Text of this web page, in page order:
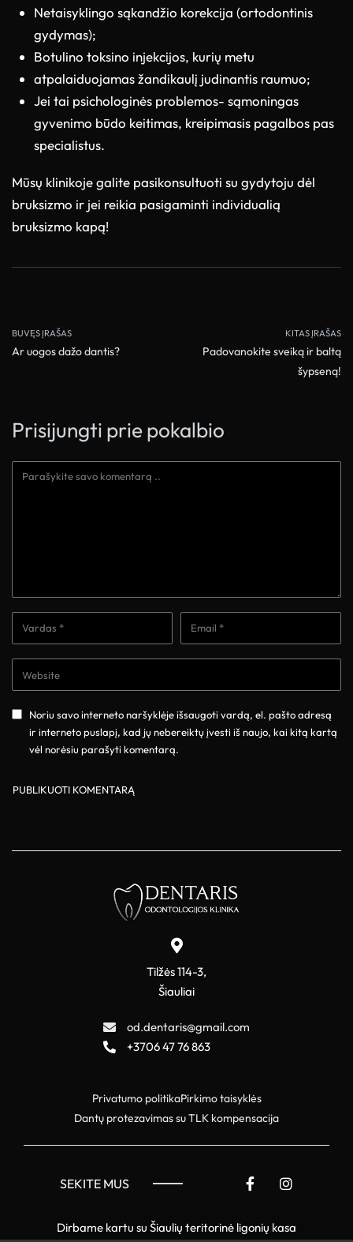
Netaisyklingo sąkandžio korekcija (ortodontinis
gydymas);
Botulino toksino injekcijos, kurių metu
atpalaiduojamas žandikaulį judinantis raumuo;
Jei tai psichologinės problemos- sąmoningas
gyvenimo būdo keitimas, kreipimasis pagalbos pas
specialistus.
Mūsų klinikoje galite pasikonsultuoti su gydytoju dėl
bruksizmo ir jei reikia pasigaminti individualią
bruksizmo kapą!
BUVĘS ĮRAŠAS
Ar uogos dažo dantis?
KITAS ĮRAŠAS
Padovanokite sveiką ir baltą
šypseną!
Prisijungti prie pokalbio
Noriu savo interneto naršyklėje išsaugoti vardą, el. pašto adresą
ir interneto puslapį, kad jų nebereiktų įvesti iš naujo, kai kitą kartą
vėl norėsiu parašyti komentarą.
Tilžės 114-3,
Šiauliai
od.dentaris@gmail.com
+3706 47 76 863
Privatumo politikaPirkimo taisyklės
Dantų protezavimas su TLK kompensacija
SEKITE MUS
Dirbame kartu su Šiaulių teritorinė ligonių kasa